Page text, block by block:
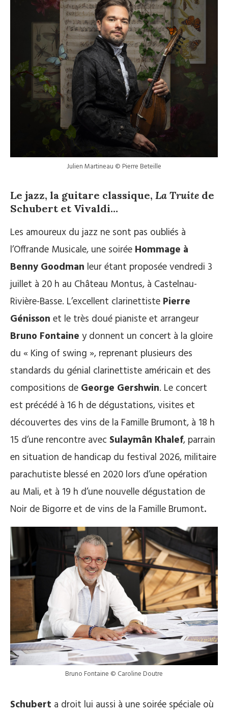
Julien Martineau © Pierre Beteille
Le jazz, la guitare classique, La Truite de
Schubert et Vivaldi…
Les amoureux du jazz ne sont pas oubliés à
l’Offrande Musicale, une soirée Hommage à
Benny Goodman leur étant proposée vendredi 3
juillet à 20 h au Château Montus, à Castelnau-
Rivière-Basse. L’excellent clarinettiste Pierre
Génisson et le très doué pianiste et arrangeur
Bruno Fontaine y donnent un concert à la gloire
du « King of swing », reprenant plusieurs des
standards du génial clarinettiste américain et des
compositions de George Gershwin. Le concert
est précédé à 16 h de dégustations, visites et
découvertes des vins de la Famille Brumont, à 18 h
15 d’une rencontre avec Sulaymân Khalef, parrain
en situation de handicap du festival 2026, militaire
parachutiste blessé en 2020 lors d’une opération
au Mali, et à 19 h d’une nouvelle dégustation de
Noir de Bigorre et de vins de la Famille Brumont.
Bruno Fontaine © Caroline Doutre
Schubert a droit lui aussi à une soirée spéciale où